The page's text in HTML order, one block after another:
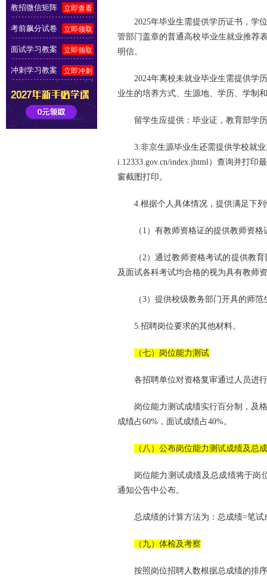
2025年毕业生需提供学历证书，学
管部门盖章的普通高校毕业生就业推荐
明信。
2024年离校未就业毕业生需提供学
业生的培养方式、生源地、学历、学制
留学生应提供：毕业证，教育部学
3.非京生源毕业生还需提供学校就
i.12333.gov.cn/index.jhtml）查询并打
窗截图打印。
4.根据个人具体情况，提供满足下
（1）有教师资格证的提供教师资
（2）通过教师资格考试的提供教
及面试各科考试均合格的视为具有教师
（3）提供校级教务部门开具的师
5.招聘岗位要求的其他材料。
（七）岗位能力测试
各招聘单位对资格复审通过人员进
岗位能力测试成绩实行百分制，及
成绩占60%，面试成绩占40%。
（八）公布岗位能力测试成绩及总
岗位能力测试成绩及总成绩将于岗
通知公告中公布。
总成绩的计算方法为：总成绩=笔
（九）体检及考察
按照岗位招聘人数根据总成绩的排
教招微信矩阵 立即查看
考前飙分试卷 立即领取
面试学习教案 立即领取
冲刺学习教案 立即冲刺